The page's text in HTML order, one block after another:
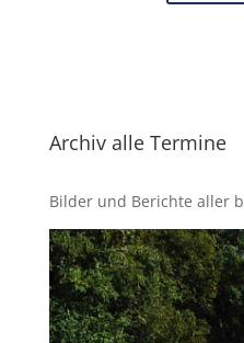
Archiv alle Termine
Bilder und Berichte aller